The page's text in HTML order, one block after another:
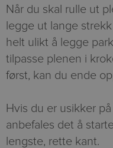
Når du skal rulle ut
legge ut lange
helt ulikt å legge
tilpasse plenen i
først, kan du ende
Hvis du er usikker
anbefales det å
lengste, rette kant.